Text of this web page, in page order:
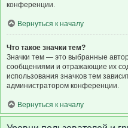
конференции.
Вернуться к началу
Что такое значки тем?
Значки тем — это выбранные
сообщениями и отражающие их
использования значков тем
администратором конференции.
Вернуться к началу